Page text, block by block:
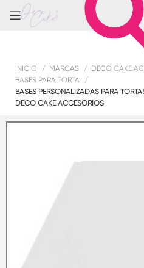
INICIO MARCAS DECO CAKE
BASES PARA TORTA
BASES PERSONALIZADAS PARA
DECO CAKE ACCESORIOS